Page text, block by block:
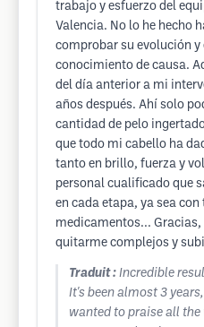
trabajo y esfuerzo del
Valencia. No lo he hecho
comprobar su evolución y
conocimiento de causa.
del día anterior a mi
años después. Ahí solo
cantidad de pelo
que todo mi cabello ha
tanto en brillo, fuerza y
personal cualificado que
en cada etapa, ya sea
medicamentos...
quitarme complejos y
Traduit : Incredible
It's been almost 3
wanted to praise all